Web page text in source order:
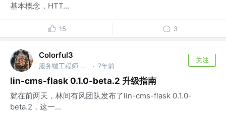
基本概念，HTT...
15 3
Colorful3
服务端工程师 @林间有风 · 7年前
关注
lin-cms-flask 0.1.0-beta.2 升级指南
就在前两天，林间有风团队发布了lin-cms-flask 0.1.0-
beta.2，这一...